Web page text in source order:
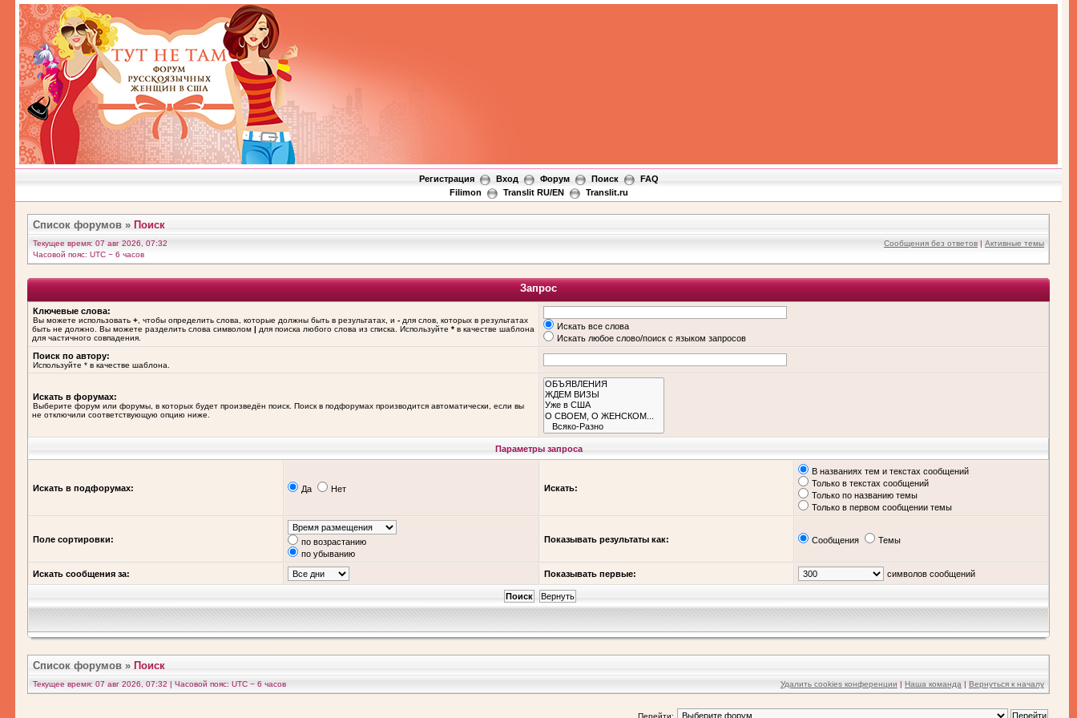
Регистрация Вход Форум Поиск
FAQ
Filimon
Translit RU/EN Translit.ru
Список форумов » Поиск
Текущее время: 07 авг 2026, 07:32
Часовой пояс: UTC − 6 часов
Сообщения без ответов | Активные темы
Запрос
Ключевые слова:
Вы можете использовать + , чтобы определить слова, которые должны быть в результатах, и - для слов, которых в результатах
быть не должно. Вы можете разделить слова символом | для поиска любого слова из списка. Используйте * в качестве шаблона
для частичного совпадения.
Искать все слова
Искать любое слово/поиск с языком запросов
Поиск по автору:
Используйте * в качестве шаблона.
Искать в форумах:
Выберите форум или форумы, в которых будет произведён поиск. Поиск в подфорумах производится автоматически, если вы
не отключили соответствующую опцию ниже.
Параметры запроса
Искать в подфорумах: Да Нет Искать:
В названиях тем и текстах сообщений
Только в текстах сообщений
Только по названию темы
Только в первом сообщении темы
Поле сортировки:
по возрастанию
по убыванию
Показывать результаты как: Сообщения Темы
Искать сообщения за: Показывать первые: символов сообщений
Список форумов » Поиск
Текущее время: 07 авг 2026, 07:32 | Часовой пояс: UTC − 6 часов Удалить cookies конференции | Наша команда | Вернуться к началу
Перейти: